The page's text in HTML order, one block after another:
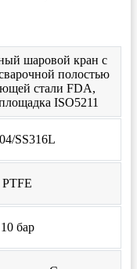
шаровой кран с
полостью
стали FDA,
ISO5211
SS316L
PTFE
10 бар